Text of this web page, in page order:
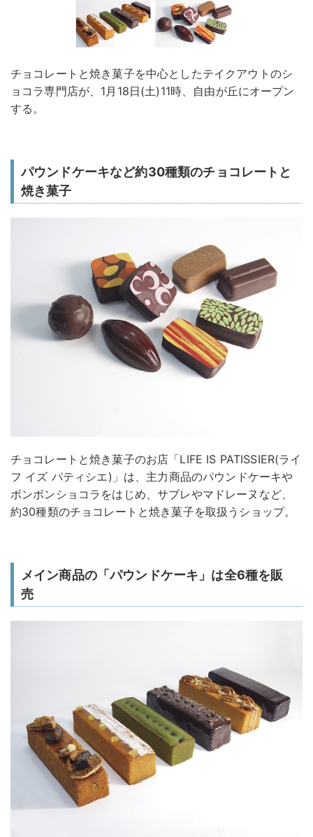
チョコレートと焼き菓子を中心としたテイクアウトのシ
ョコラ専門店が、1月18日(土)11時、自由が丘にオープン
する。
パウンドケーキなど約30種類のチョコレートと
焼き菓子
チョコレートと焼き菓子のお店「LIFE IS PATISSIER(ライ
フ イズ パティシエ)」は、主力商品のパウンドケーキや
ボンボンショコラをはじめ、サブレやマドレーヌなど、
約30種類のチョコレートと焼き菓子を取扱うショップ。
メイン商品の「パウンドケーキ」は全6種を販
売